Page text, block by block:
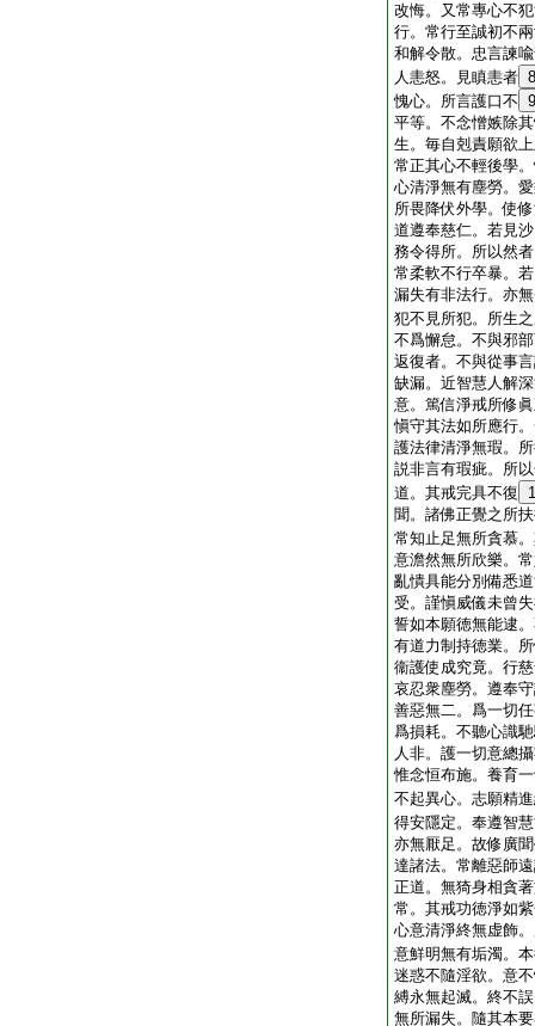
改悔。又常專心不
行。常行至誠初不
和解令散。忠言諫
人恚怒。見瞋恚者 8
愧心。所言護口不 9
平等。不念憎嫉除
生。毎自剋責願欲
常正其心不輕後學
心清淨無有塵勞。
所畏降伏外學。使
道遵奉慈仁。若見
務令得所。所以然
常柔軟不行卒暴。
漏失有非法行。亦
犯不見所犯。所生
不爲懈怠。不與邪
返復者。不與從事
缺漏。近智慧人解
意。篤信淨戒所修
愼守其法如所應行
護法律清淨無瑕。
説非言有瑕疵。所
道。其戒完具不復
聞。諸佛正覺之所
常知止足無所貪慕
意澹然無所欣樂。
亂憒具能分別備悉
受。謹愼威儀未曾
誓如本願徳無能逮
有道力制持徳業。
衞護使成究竟。行
哀忍衆塵勞。遵奉
善惡無二。爲一切
爲損耗。不聽心識
人非。護一切意總
惟念恒布施。養育
不起異心。志願精
得安隱定。奉遵智
亦無厭足。故修廣
達諸法。常離惡師
正道。無猗身相貪
常。其戒功徳淨如
心意清淨終無虚飾
意鮮明無有垢濁。
迷惑不隨淫欲。意
縛永無起滅。終不
無所漏失。隨其本